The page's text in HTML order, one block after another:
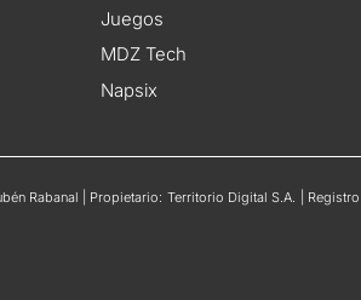
Juegos
MDZ Tech
Napsix
Rabanal | Propietario: Territorio Digital S.A. |